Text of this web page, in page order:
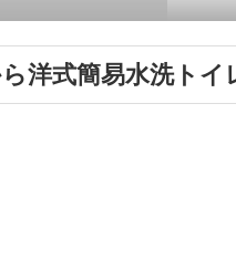
洋式簡易水洗ト